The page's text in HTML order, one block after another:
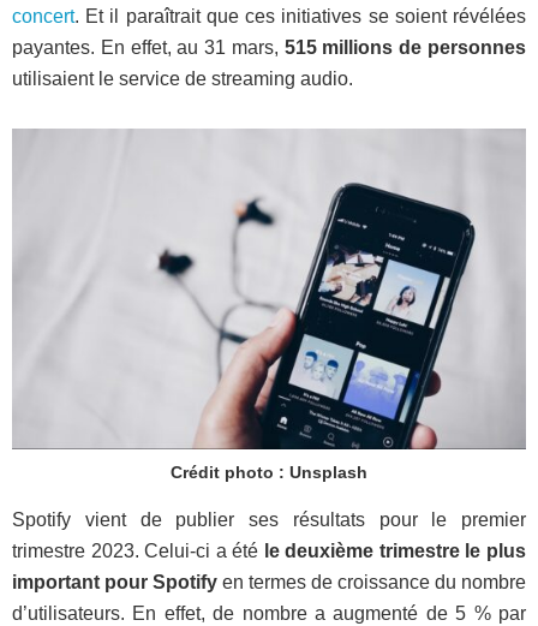
concert. Et il paraîtrait que ces initiatives se soient révélées
payantes. En effet, au 31 mars, 515 millions de personnes
utilisaient le service de streaming audio.
Crédit photo : Unsplash
Spotify vient de publier ses résultats pour le premier
trimestre 2023. Celui-ci a été le deuxième trimestre le plus
important pour Spotify en termes de croissance du nombre
d’utilisateurs. En effet, de nombre a augmenté de 5 % par